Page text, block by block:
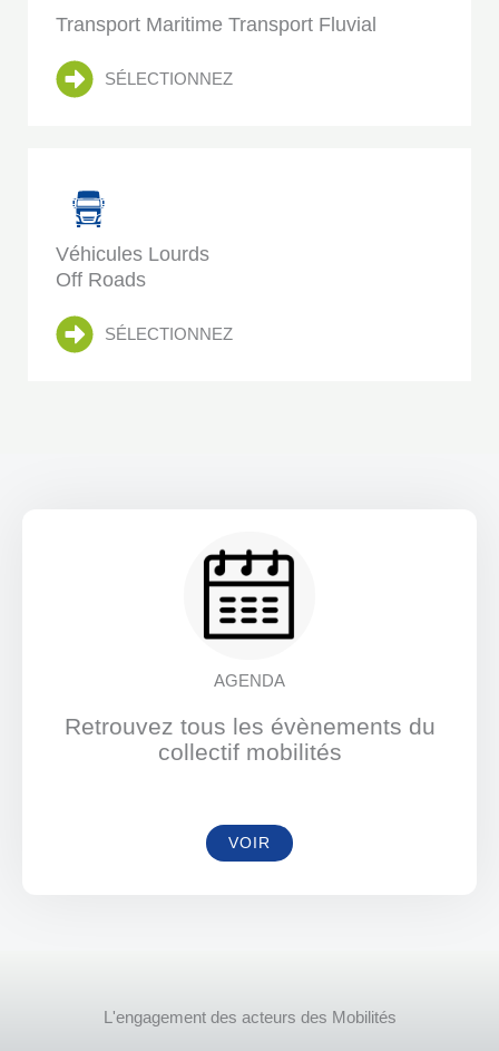
Transport Maritime Transport Fluvial
SÉLECTIONNEZ
Véhicules Lourds
Off Roads
SÉLECTIONNEZ
AGENDA
Retrouvez tous les évènements du
collectif mobilités
VOIR
L'engagement des acteurs des Mobilités